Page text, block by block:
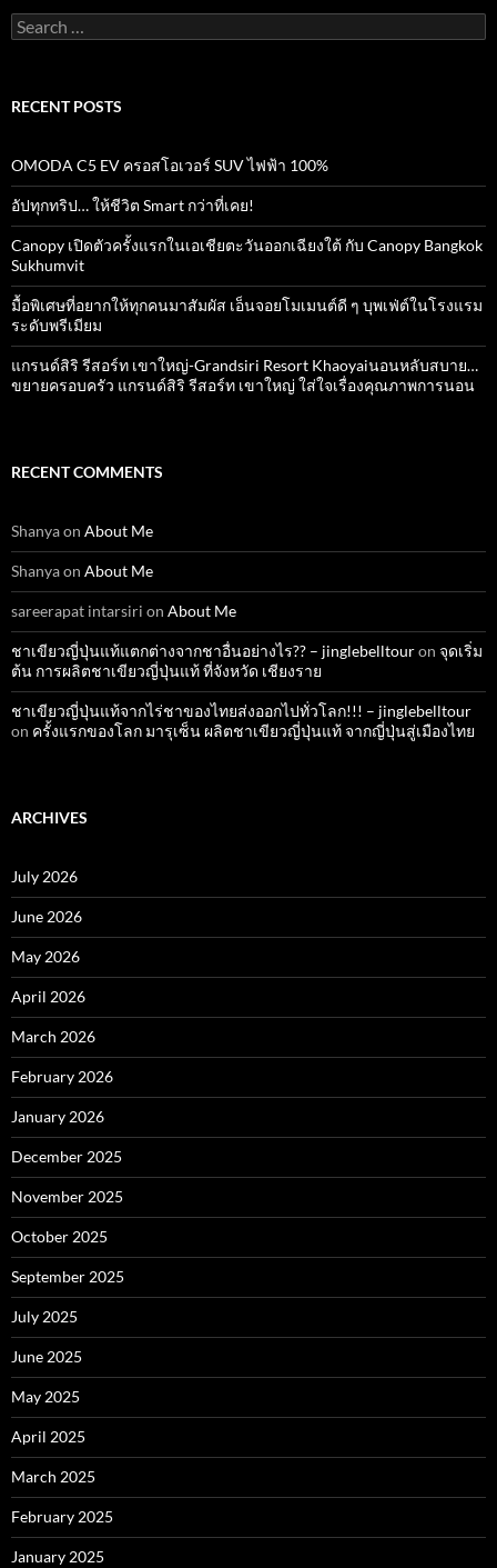
Search
for:
RECENT POSTS
OMODA C5 EV ครอสโอเวอร์ SUV ไฟฟ้า 100%
อัปทุกทริป… ให้ชีวิต Smart กว่าที่เคย!
Canopy เปิดตัวครั้งแรกในเอเชียตะวันออกเฉียงใต้ กับ Canopy Bangkok
Sukhumvit
มื้อพิเศษที่อยากให้ทุกคนมาสัมผัส เอ็นจอยโมเมนต์ดี ๆ บุพเฟ่ต์ในโรงแรม
ระดับพรีเมียม
แกรนด์สิริ​ รีสอร์ท​ เขาใหญ่​-Grandsiri​ Resort​ Khaoyaiนอนหลับสบาย…
ขยายครอบครัว แกรนด์สิริ รีสอร์ท เขาใหญ่ ใส่ใจเรื่องคุณภาพการนอน
RECENT COMMENTS
Shanyaon About Me
Shanyaon About Me
sareerapat intarsiri on About Me
ชาเขียวญี่ปุ่นแท้แตกต่างจากชาอื่นอย่างไร?? – jinglebelltouron จุดเริ่ม
ต้น การผลิตชาเขียวญี่ปุ่นแท้ ที่จังหวัด เชียงราย
ชาเขียวญี่ปุ่นแท้จากไร่ชาของไทยส่งออกไปทั่วโลก!!! – jinglebelltour
on ครั้งแรกของโลก มารุเซ็น ผลิตชาเขียวญี่ปุ่นแท้ จากญี่ปุ่นสู่เมืองไทย
ARCHIVES
July 2026
June 2026
May 2026
April 2026
March 2026
February 2026
January 2026
December 2025
November 2025
October 2025
September 2025
July 2025
June 2025
May 2025
April 2025
March 2025
February 2025
January 2025